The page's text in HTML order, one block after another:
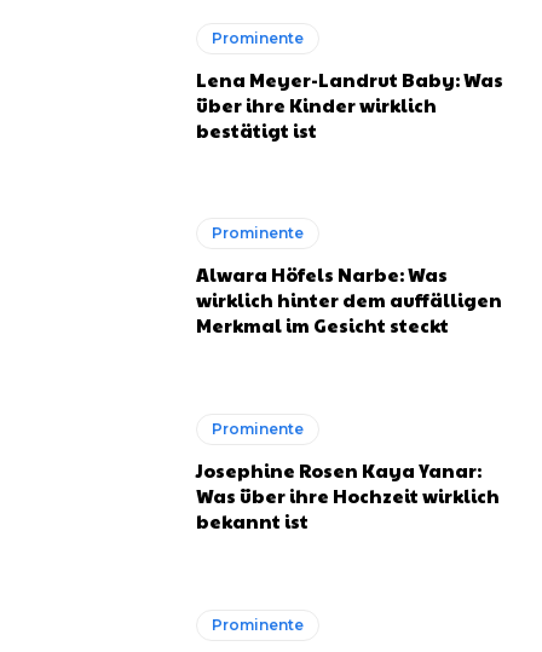
Prominente
Lena Meyer-Landrut Baby: Was
über ihre Kinder wirklich
bestätigt ist
Prominente
Alwara Höfels Narbe: Was
wirklich hinter dem auffälligen
Merkmal im Gesicht steckt
Prominente
Josephine Rosen Kaya Yanar:
Was über ihre Hochzeit wirklich
bekannt ist
Prominente